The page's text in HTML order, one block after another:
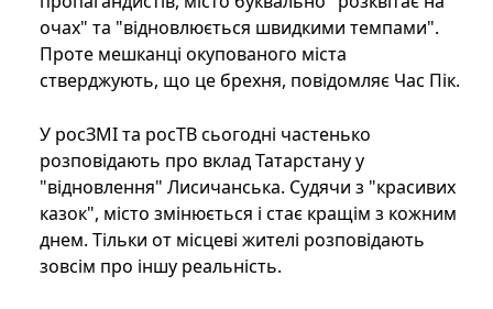
очах" та "відновлюється швидкими темпами".
Проте мешканці окупованого міста
стверджують, що це брехня, повідомляє Час Пік.
У росЗМІ та росТВ сьогодні частенько
розповідають про вклад Татарстану у
"відновлення" Лисичанська. Судячи з "красивих
казок", місто змінюється і стає кращім з кожним
днем. Тільки от місцеві жителі розповідають
зовсім про іншу реальність.